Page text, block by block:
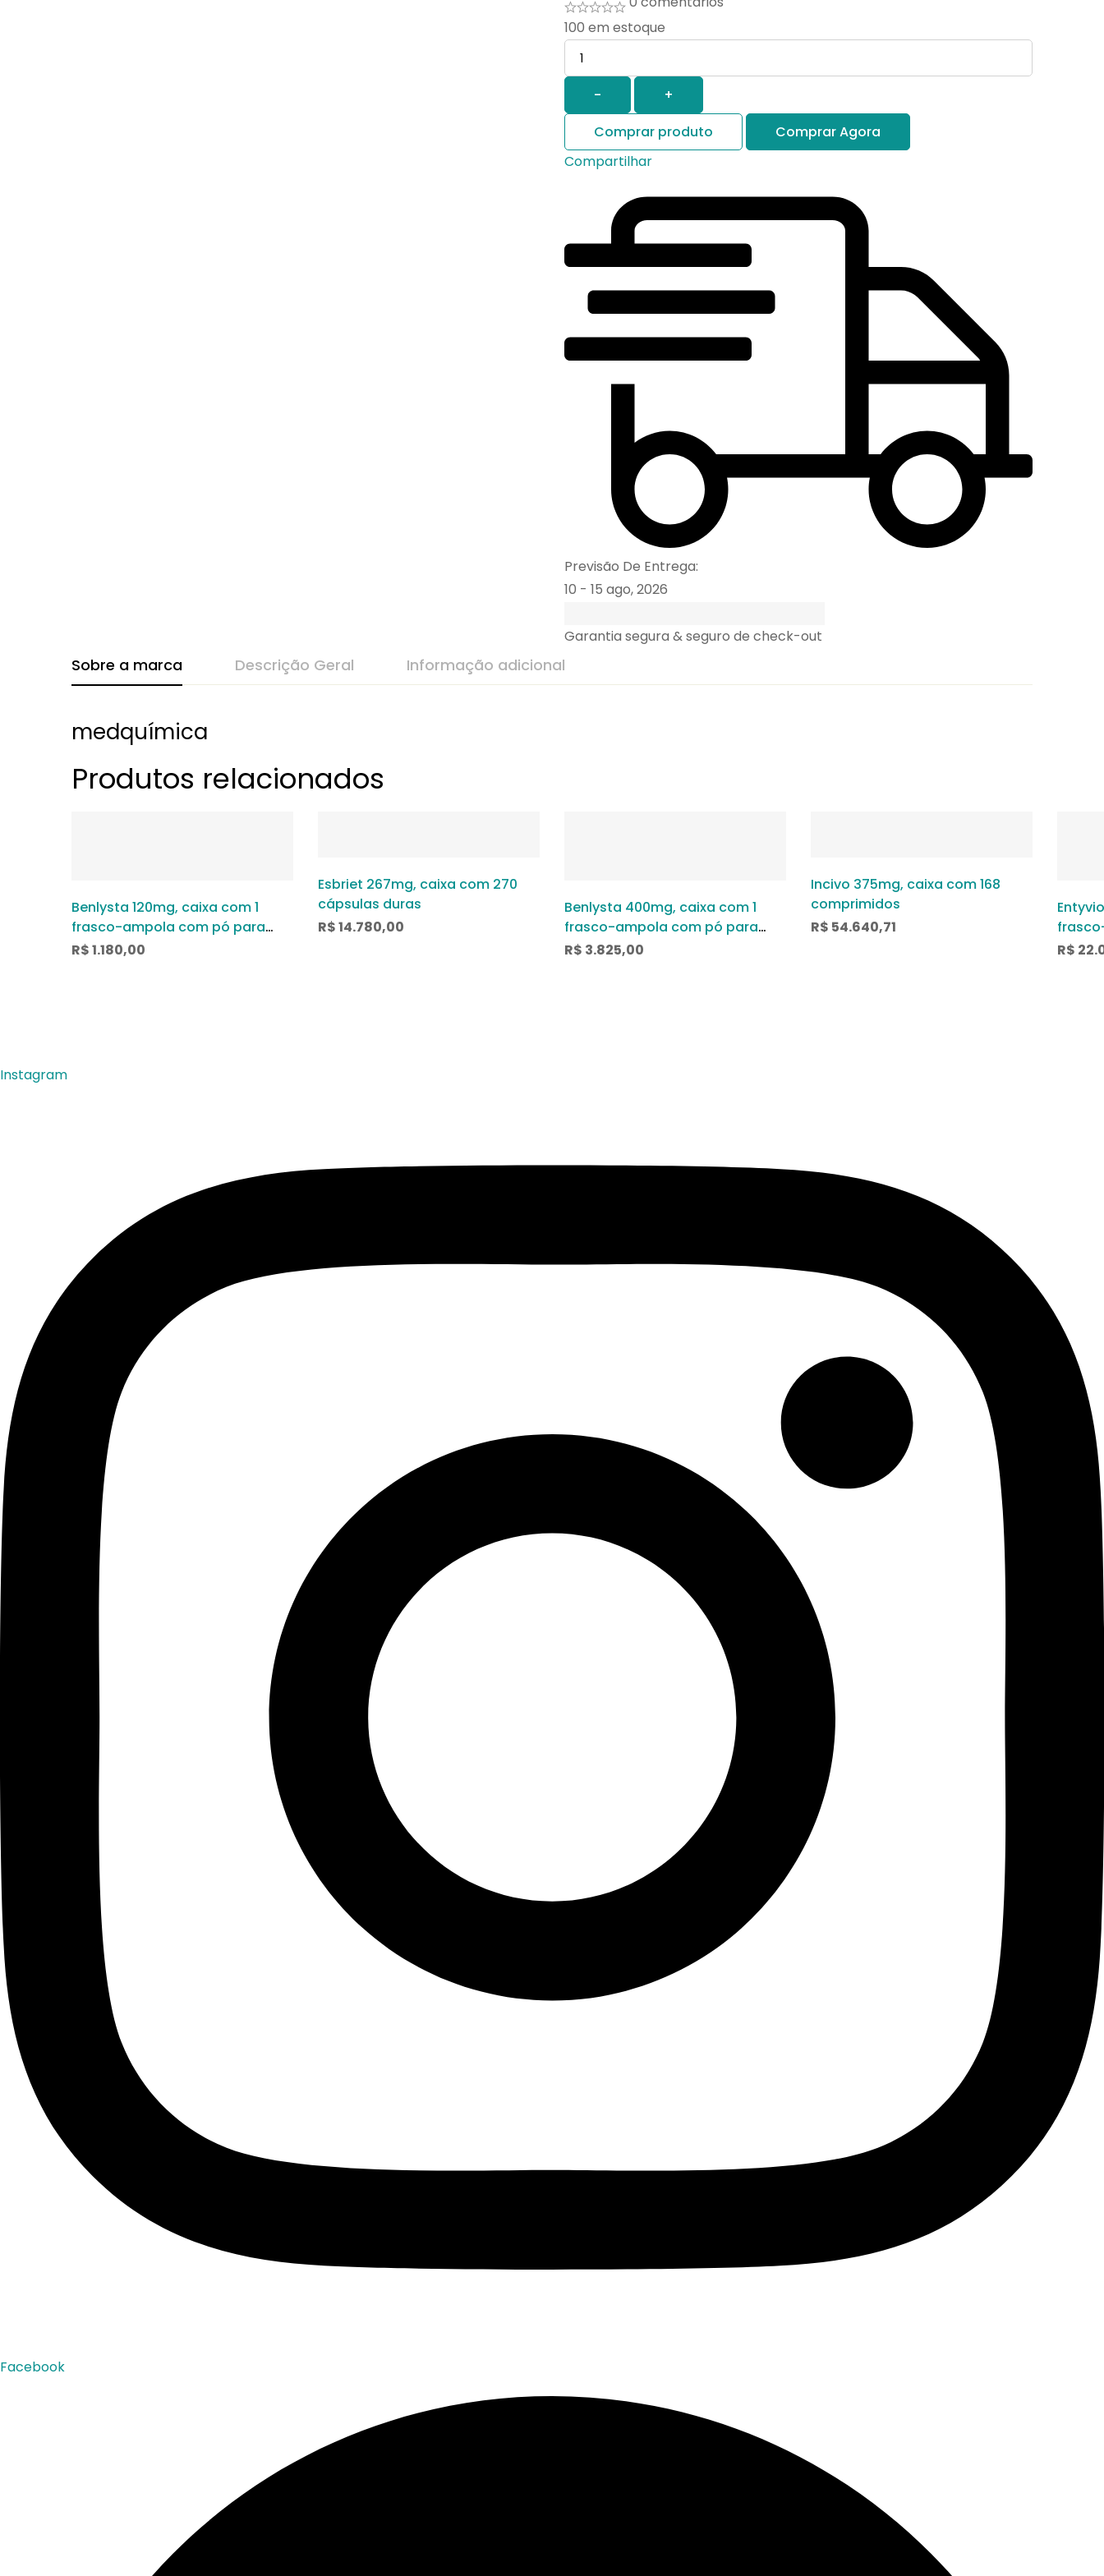
100 em estoque
Quantidade
-
+
Comprar produto
Comprar Agora
Compartilhar
Previsão De Entrega:
10 - 15 ago, 2026
Garantia segura & seguro de check-out
Sobre a marca Descrição Geral Informação adicional
medquímica
Produtos relacionados
Benlysta 120mg, caixa com 1
frasco-ampola com pó para
solução de uso intravenoso
R$1.180,00
Esbriet 267mg, caixa com 270
cápsulas duras
R$14.780,00
Benlysta 400mg, caixa com 1
frasco-ampola com pó para
solução de uso intravenoso
R$ 3.825,00
Incivo 375mg, caixa com 168
comprimidos
R$ 54.640,71
R$
Instagram
Facebook